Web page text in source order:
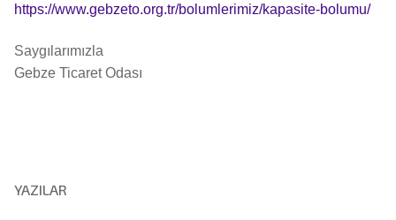
https://www.gebzeto.org.tr/bolumlerimiz/kapasite-bolumu/
Saygılarımızla
Gebze Ticaret Odası
YAZILAR